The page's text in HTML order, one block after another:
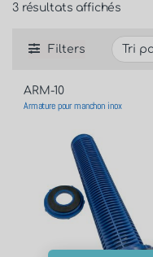
3 résultats affichés
Filters
ARM-10
Armature pour manchon inox